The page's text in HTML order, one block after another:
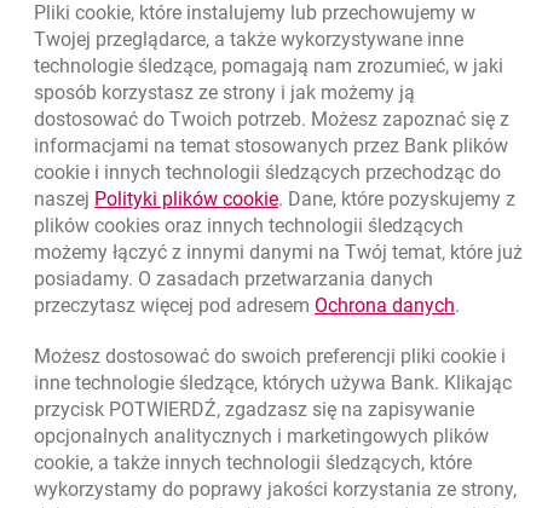
Powrót do listy
Nawigacja dolna
Zadzwoń do nas
801 331 331
(+48) 22 598 40 40
Migam
Znajdź placówkę lub bankomat otwiera się w nowej karcie
Oceń nas otwiera się w nowej karcie
Złóż wniosek przez internet
Pliki cookie, które instalujemy lub przechowujemy w
Twojej przeglądarce, a także wykorzystywane inne
technologie śledzące, pomagają nam zrozumieć, w jaki
sposób korzystasz ze strony i jak możemy ją
dostosować do Twoich potrzeb. Możesz zapoznać się z
informacjami na temat stosowanych przez Bank plików
cookie i innych technologii śledzących przechodząc do
naszej Polityki plików cookielink otwiera się w nowym oknie
. Dane, które pozyskujemy z
plików cookies oraz innych technologii śledzących
możemy łączyć z innymi danymi na Twój temat, które już
posiadamy. O zasadach przetwarzania danych
przeczytasz więcej pod adresem Ochrona danychlink
.
Możesz dostosować do swoich preferencji pliki cookie i
inne technologie śledzące, których używa Bank. Klikając
przycisk POTWIERDŹ, zgadzasz się na zapisywanie
opcjonalnych analitycznych i marketingowych plików
cookie, a także innych technologii śledzących, które
wykorzystamy do poprawy jakości korzystania ze strony,